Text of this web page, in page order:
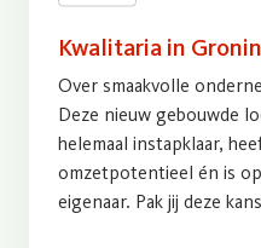
Kwalitaria in
Over smaakvolle
Deze nieuw gebouwde
helemaal instapklaar,
omzetpotentieel én is
eigenaar. Pak jij deze